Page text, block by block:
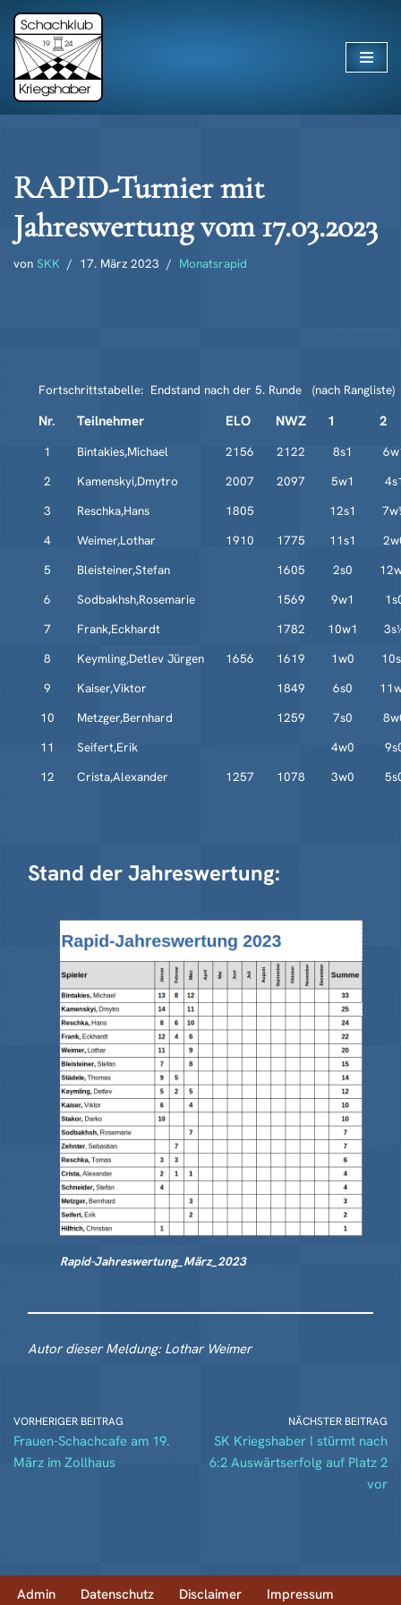
Zum
Inhalt
springen
RAPID-Turnier mit
Jahreswertung vom 17.03.2023
von SKK 17. März 2023 Monatsrapid
Fortschrittstabelle: Endstand nach der 5. Runde (nach Rangliste)
Nr. Teilnehmer ELO NWZ 1 2
1 Bintakies,Michael 2156 2122 8s1
2
Kamenskyi,Dmytro 2007 2097 5w1
3
Reschka,Hans 1805 12s1
4
Weimer,Lothar 1910 1775 11s1
5
Bleisteiner,Stefan 1605 2s0
6
Sodbakhsh,Rosemarie 1569 9w1
7
Frank,Eckhardt 1782 10w1
8
Keymling,Detlev Jürgen 1656 1619 1w0
9
Kaiser,Viktor 1849 6s0
10
Metzger,Bernhard 1259 7s0
11
Seifert,Erik 4w0
12
Crista,Alexander 1257 1078 3w0
Stand der Jahreswertung:
Rapid-Jahreswertung_März_2023
Autor dieser Meldung: Lothar Weimer
VORHERIGER BEITRAG
Frauen-Schachcafe am 19.
März im Zollhaus
NÄCHSTER BEITRAG
SK Kriegshaber I stürmt nach
6:2 Auswärtserfolg auf Platz 2
vor
Admin Datenschutz Disclaimer Impressum